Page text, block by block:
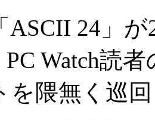
24」が
Watch読
を隈無く巡